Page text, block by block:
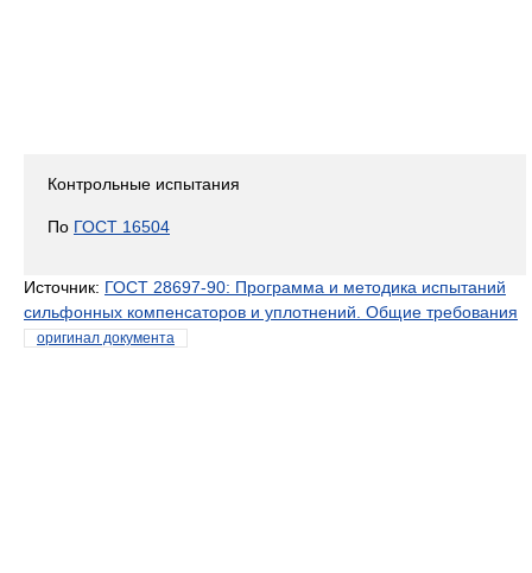
Контрольные испытания
По ГОСТ 16504
Источник: ГОСТ 28697-90: Программа и методика испытаний
сильфонных компенсаторов и уплотнений. Общие требования
оригинал документа